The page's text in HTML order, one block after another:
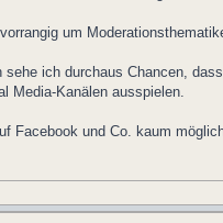
um
ich durchaus Chancen,
Media-Kanälen ausspielen.
Facebook und Co. kaum